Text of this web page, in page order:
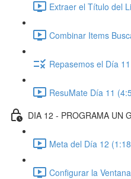
Extraer el Título del
Combinar Items
Repasemos el Día 11
ResuMate Día 11
DIA 12 - PROGRAMA UN
Meta del Día 12
Configurar la